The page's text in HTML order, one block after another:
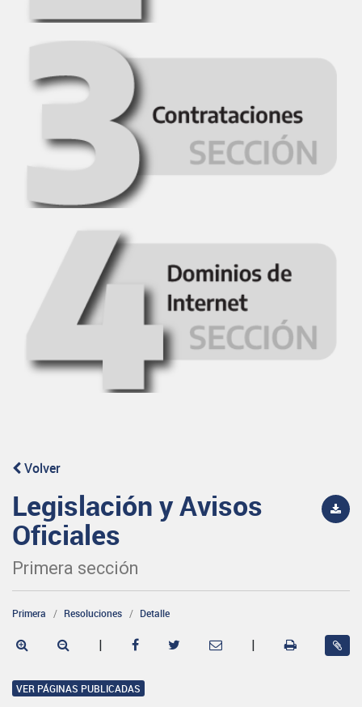
Volver
Legislación y Avisos
Oficiales
Primera sección
Primera Resoluciones Detalle
| |
VER PÁGINAS PUBLICADAS